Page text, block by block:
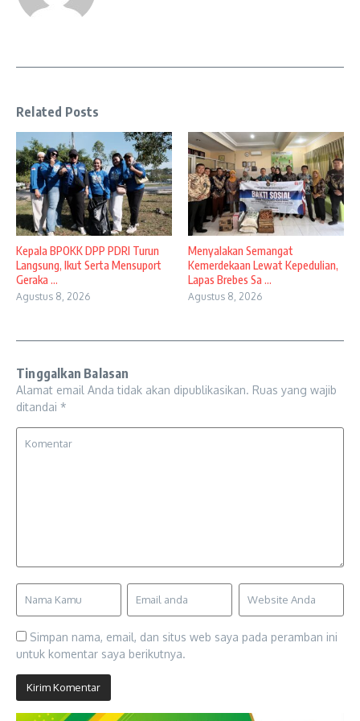
Related Posts
Kepala BPOKK DPP PDRI Turun
Langsung, Ikut Serta Mensuport
Geraka ...
Agustus 8, 2026
Menyalakan Semangat
Kemerdekaan Lewat Kepedulian,
Lapas Brebes Sa ...
Agustus 8, 2026
Tinggalkan Balasan
Alamat email Anda tidak akan dipublikasikan. Ruas yang wajib
ditandai *
Simpan nama, email, dan situs web saya pada peramban ini
untuk komentar saya berikutnya.